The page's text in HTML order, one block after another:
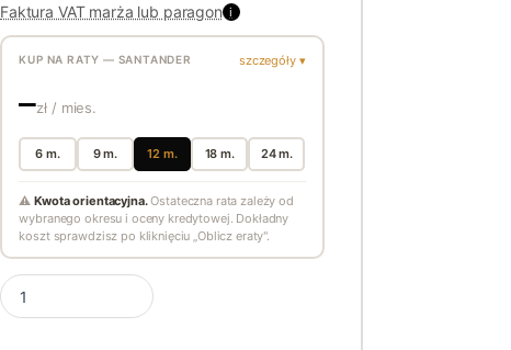
Faktura VAT marża lub paragon i
KUP NA RATY — SANTANDER szczegóły ▾
—zł / mies.
6 m. 9 m. 12 m. 18 m. 24 m.
⚠Kwota orientacyjna.Ostateczna rata zależy od
wybranego okresu i oceny kredytowej. Dokładny
koszt sprawdzisz po kliknięciu „Oblicz eraty".
Apple Watch Ultra 2 GPS + Cellular 49mm Natural Titanium używany